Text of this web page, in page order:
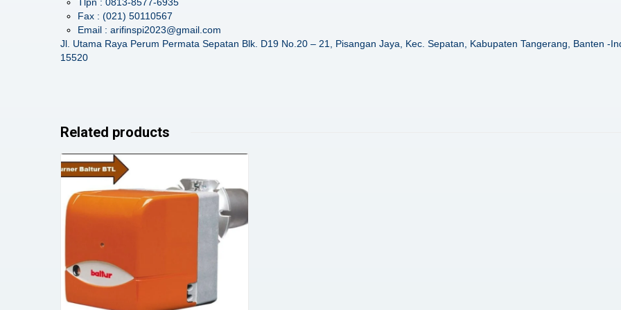
Tlpn : 0813-8577-6935
Fax : (021) 50110567
Email : arifinspi2023@gmail.com
Jl. Utama Raya Perum Permata Sepatan Blk. D19 No.20 – 21, Pisangan Jaya, Kec. Sepatan, Kabupaten Tangerang, Banten -
15520
Related products
Details